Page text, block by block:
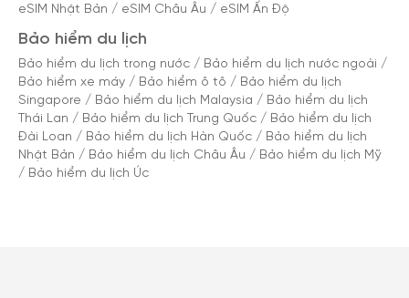
eSIM Nhật Bản / eSIM Châu Âu / eSIM Ấn Độ
Bảo hiểm du lịch
Bảo hiểm du lịch trong nước / Bảo hiểm du lịch nước ngoài /
Bảo hiểm xe máy / Bảo hiểm ô tô / Bảo hiểm du lịch
Singapore / Bảo hiểm du lịch Malaysia / Bảo hiểm du lịch
Thái Lan / Bảo hiểm du lịch Trung Quốc / Bảo hiểm du lịch
Đài Loan / Bảo hiểm du lịch Hàn Quốc / Bảo hiểm du lịch
Nhật Bản / Bảo hiểm du lịch Châu Âu / Bảo hiểm du lịch Mỹ
/ Bảo hiểm du lịch Úc